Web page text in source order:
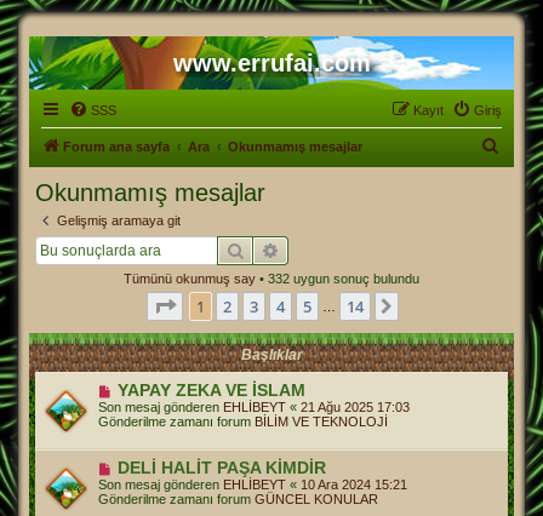
www.errufai.com
SSS Giriş
Kayıt
Forum ana sayfa Ara Okunmamış mesajlar
Okunmamış mesajlar
Gelişmiş aramaya git
Ara
Tümünü okunmuş say • 332 uygun sonuç bulundu
. sayfa (Toplam 14 sayfa)
1 2 3 4 5 14
Başlıklar
Y
n
i
e
s
a
j
YAPAY ZEKA VE İSLAM
Son mesaj gönderen EHLİBEYT « 21 Ağu 2025 17:03
Gönderilme zamanı forum BİLİM VE TEKNOLOJİ
Y
e
n
i
DELİ HALİT PAŞA KİMDİR
Son mesaj gönderen EHLİBEYT « 10 Ara 2024 15:21
Gönderilme zamanı forum GÜNCEL KONULAR